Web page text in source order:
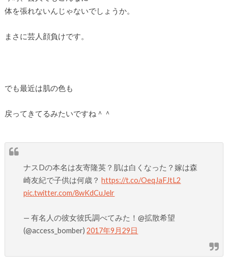
体を張れないんじゃないでしょうか。
まさに芸人顔負けです。
でも最近は肌の色も
戻ってきてるみたいですね＾＾
ナスDの本名は友寄隆英？肌は白くなった？嫁は森
崎友紀で子供は何歳？https://t.co/OeqJaFJtL2
pic.twitter.com/8wKdCuJelr
— 有名人の彼女彼氏調べてみた！@拡散希望
(@access_bomber)2017年9月29日